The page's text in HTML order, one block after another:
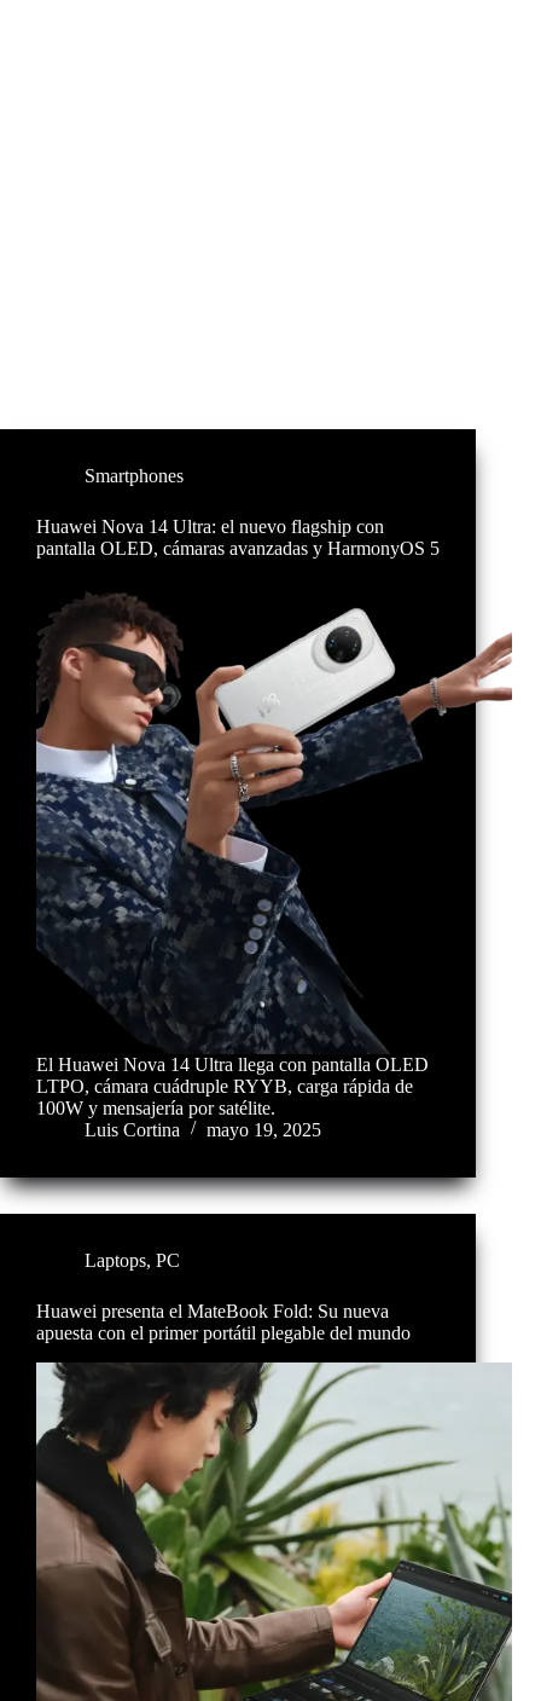
Smartphones
Huawei Nova 14 Ultra: el nuevo flagship con
pantalla OLED, cámaras avanzadas y HarmonyOS 5
El Huawei Nova 14 Ultra llega con pantalla OLED
LTPO, cámara cuádruple RYYB, carga rápida de
100W y mensajería por satélite.
Luis Cortina
mayo 19, 2025
Laptops, PC
Huawei presenta el MateBook Fold: Su nueva
apuesta con el primer portátil plegable del mundo